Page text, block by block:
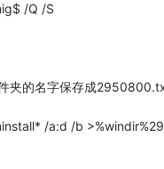
/Q /S
夹的名字保存成
/a:d /b